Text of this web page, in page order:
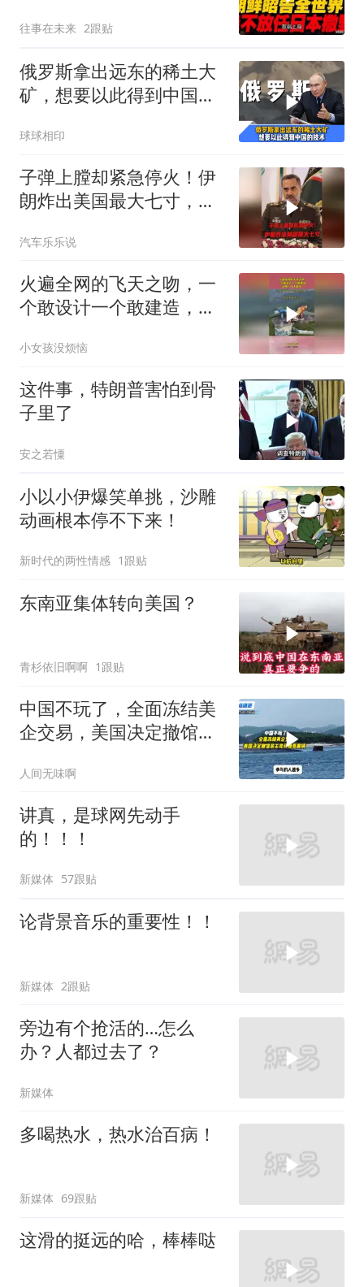
往事在未来 2跟贴
俄罗斯拿出远东的稀土大
矿，想要以此得到中国独
球球相印
子弹上膛却紧急停火！伊
朗炸出美国最大七寸，特
汽车乐乐说
火遍全网的飞天之吻，一
个敢设计一个敢建造，还
小女孩没烦恼
这件事，特朗普害怕到骨
子里了
安之若憟
小以小伊爆笑单挑，沙雕
动画根本停不下来！
新时代的两性情感 1跟贴
东南亚集体转向美国？
青杉依旧啊啊 1跟贴
中国不玩了，全面冻结美
企交易，美国决定撤馆，
人间无味啊
讲真，是球网先动手
的！！！
新媒体 57跟贴
论背景音乐的重要性！！
新媒体 2跟贴
旁边有个抢活的…怎么
办？人都过去了？
新媒体
多喝热水，热水治百病！
新媒体 69跟贴
这滑的挺远的哈，棒棒哒